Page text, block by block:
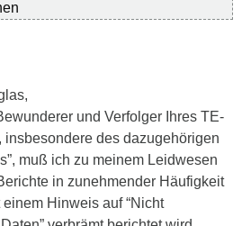
und Verfolger Ihres TE-
des dazugehörigen
”, muß ich zu meinem Leidwesen
in zunehmender Häufigkeit
Hinweis auf “Nicht